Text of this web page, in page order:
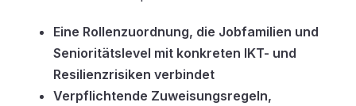
Eine Rollenzuordnung, die Jobfamilien und
Senioritätslevel mit konkreten IKT- und
Resilienzrisiken verbindet
Verpflichtende Zuweisungsregeln,